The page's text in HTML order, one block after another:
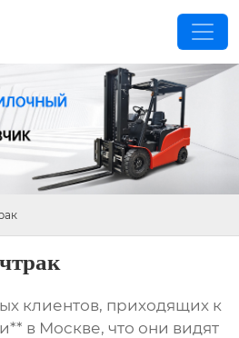
клиентов, приходящих к
в Москве, что они видят